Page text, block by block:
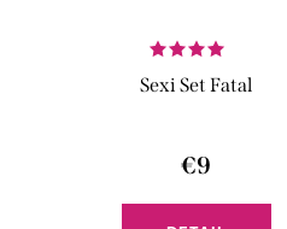
Sexi Set Fatal
€9